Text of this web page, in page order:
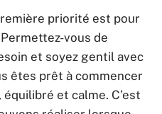
priorité est pour
vous de
et soyez gentil avec
êtes prêt à commencer
et calme. C’est